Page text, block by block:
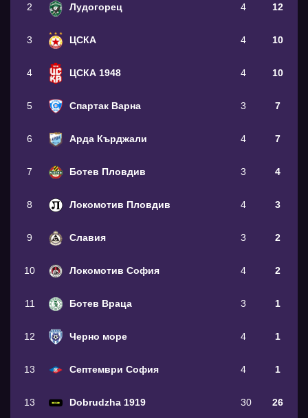
2 Лудогорец 4 12
3 ЦСКА 4 10
4 ЦСКА 1948 4 10
5 Спартак Варна 3 7
6 Арда Кърджали 4 7
7 Ботев Пловдив 3 4
8 Локомотив Пловдив 4 3
9 Славия 3 2
10 Локомотив София 4 2
11 Ботев Враца 3 1
12 Черно море 4 1
13 Септември София 4 1
13 Dobrudzha 1919 30 26